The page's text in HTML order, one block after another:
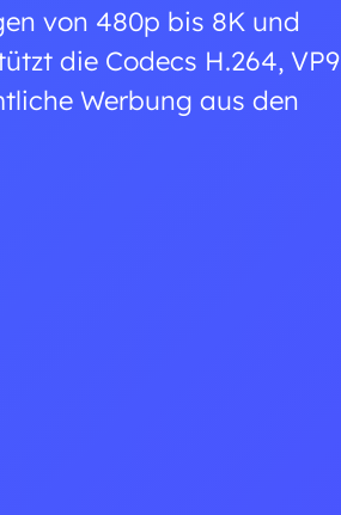
von 480p bis 8K und
die Codecs H.264, VP9
Werbung aus den